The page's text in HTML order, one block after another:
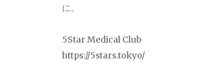
に。
5Star Medical Club
https://5stars.tokyo/